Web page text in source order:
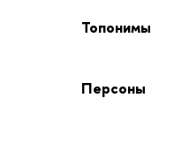
Топонимы
Персоны